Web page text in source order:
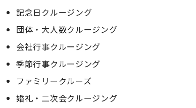
記念日クルージング
団体・大人数クルージング
会社行事クルージング
季節行事クルージング
ファミリークルーズ
婚礼・二次会クルージング